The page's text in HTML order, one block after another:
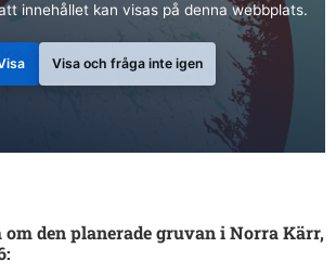
innehållet kan visas på denna webbplats.
Visa och fråga inte igen
den planerade gruvan i Norra Kärr,